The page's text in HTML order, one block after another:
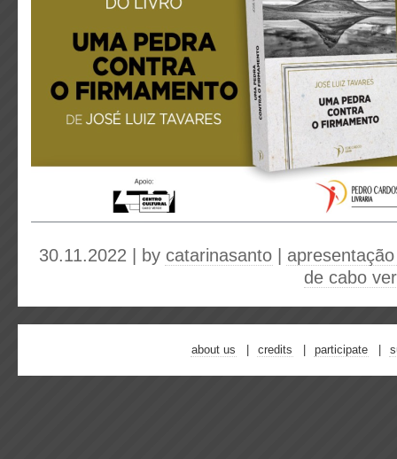
30.11.2022 | by catarinasanto
de cabo
about us credits participate